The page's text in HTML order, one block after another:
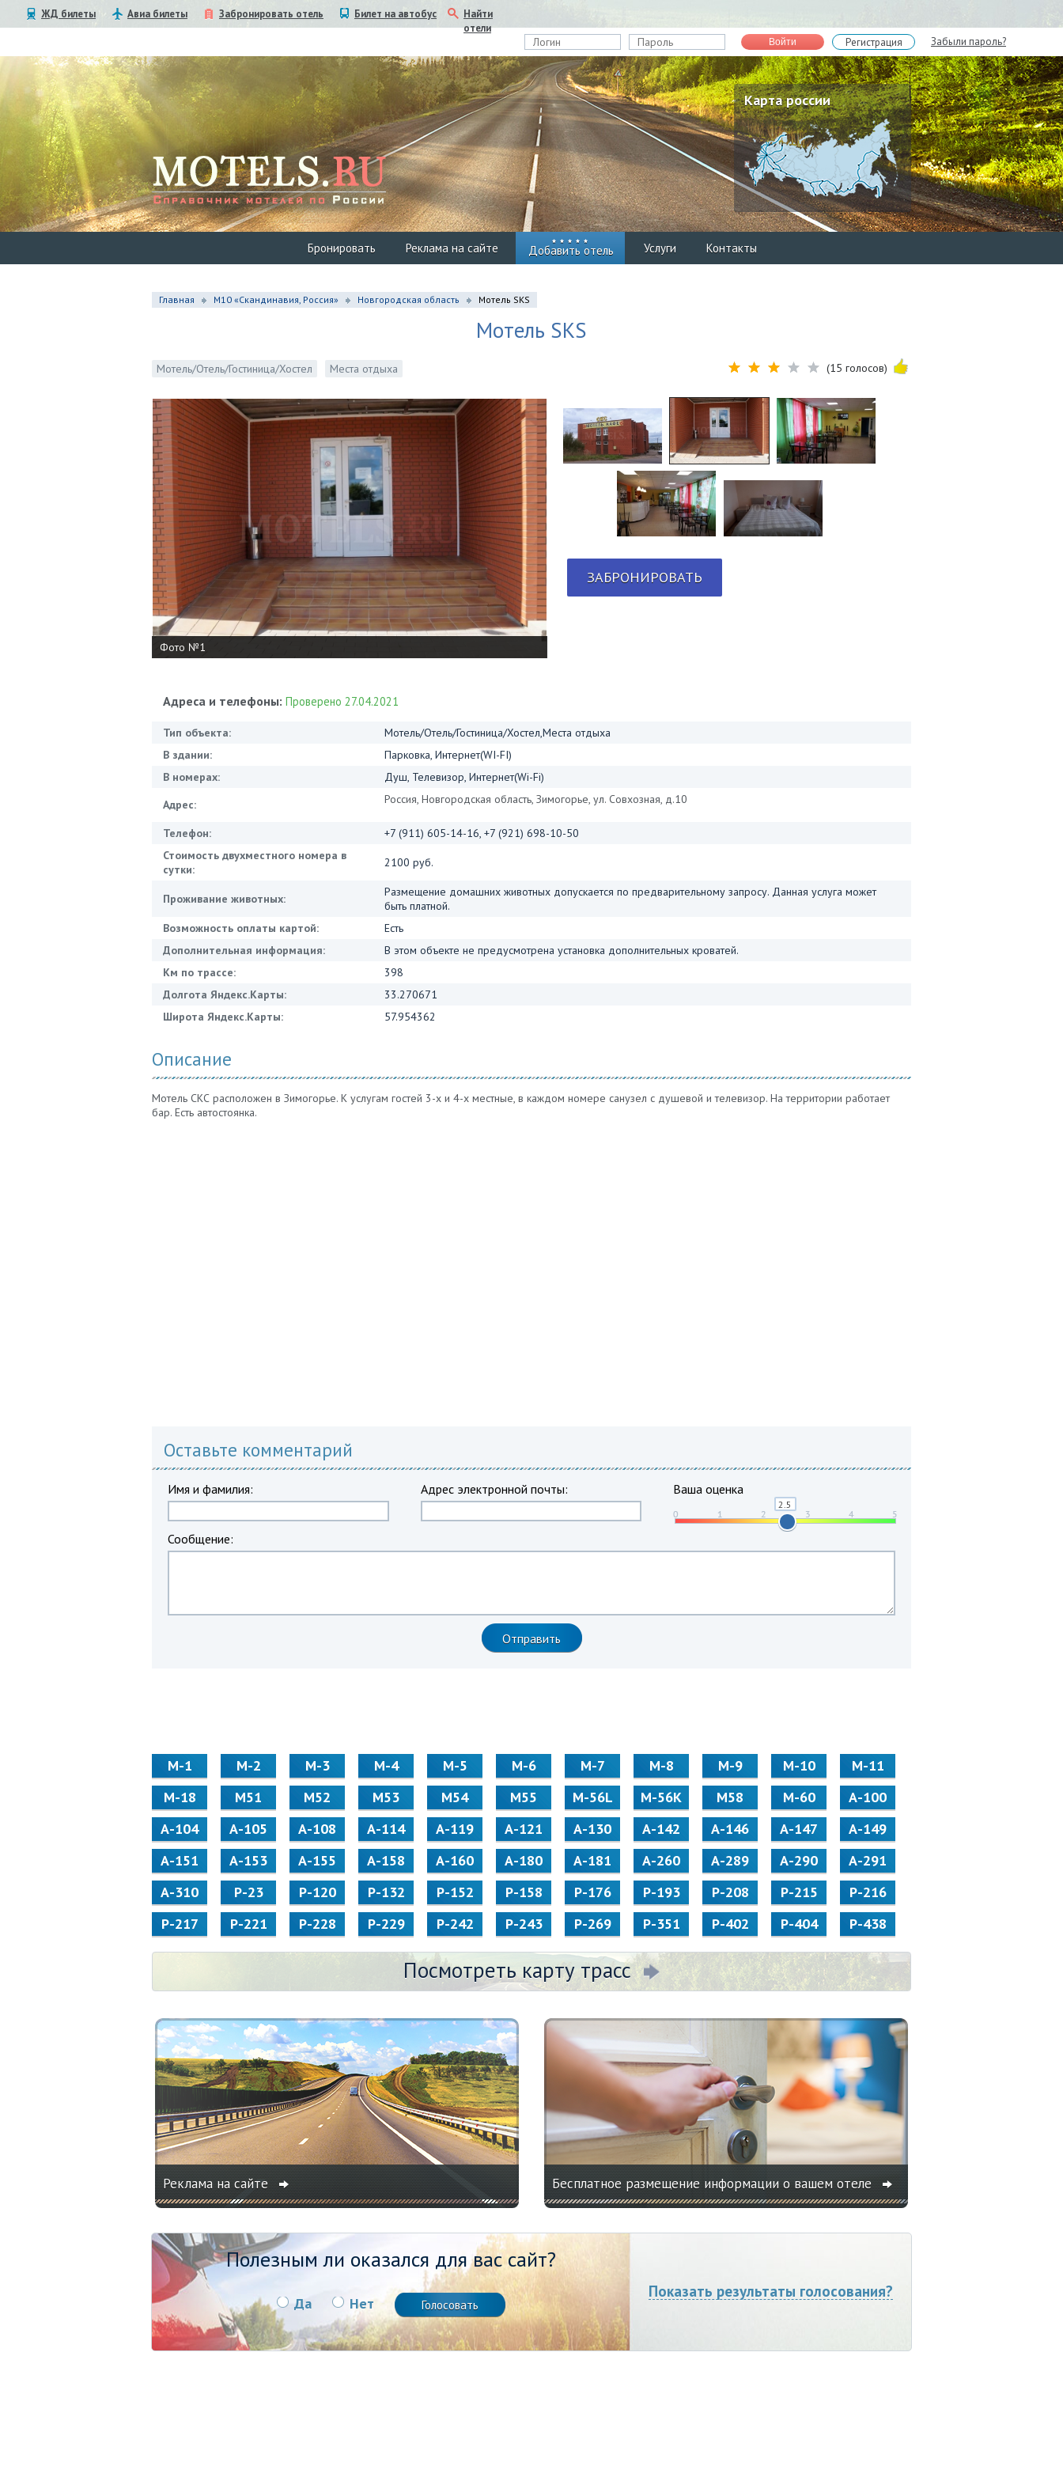
ЖД билеты Авиа билеты Забронировать отель Билет на автобус
Найти
отели
Войти Регистрация Забыли пароль?
Карта россии
Бронировать Реклама на сайте Добавить отель Услуги Контакты
Главная М10 «Скандинавия, Россия» Новгородская область Мотель SKS
Мотель SKS
Мотель/Отель/Гостиница/Хостел Места отдыха (15 голосов)
Фото №1
ЗАБРОНИРОВАТЬ
Адреса и телефоны: Проверено 27.04.2021
Тип объекта:
Мотель/Отель/Гостиница/Хостел,Места отдыха
В здании:
Парковка, Интернет(WI-FI)
В номерах:
Душ, Телевизор, Интернет(Wi-Fi)
Адрес:
Россия, Новгородская область, Зимогорье, ул. Совхозная, д.10
Телефон:
+7 (911) 605-14-16, +7 (921) 698-10-50
Стоимость двухместного номера в
сутки:
2100 руб.
Проживание животных:
Размещение домашних животных допускается по предварительному запросу. Данная услуга может
быть платной.
Возможность оплаты картой:
Есть
Дополнительная информация:
В этом объекте не предусмотрена установка дополнительных кроватей.
Км по трассе:
398
Долгота Яндекс.Карты:
33.270671
Широта Яндекс.Карты:
57.954362
Описание
Мотель СКС расположен в Зимогорье. К услугам гостей 3-х и 4-х местные, в каждом номере санузел с душевой и телевизор. На территории работает
бар. Есть автостоянка.
Оставьте комментарий
Имя и фамилия: Адрес электронной почты: Ваша оценка
Сообщение:
М-1 М-2 М-3 М-4 М-5 М-6 М-7 М-8 М-9 М-10
М-11
М-18
М51 М52 М53 М54 М55 M-56L M-56K М58 M-60
А-100
А-104
А-105 А-108 А-114 А-119 А-121 А-130 А-142 А-146 А-147
А-149
А-151
А-153 А-155 А-158 А-160 А-180 А-181 А-260 А-289 А-290
А-291
А-310
Р-23 Р-120 Р-132 Р-152 Р-158 Р-176 Р-193 Р-208 Р-215
Р-216
Р-217
Р-221 Р-228 Р-229 Р-242 Р-243 Р-269 Р-351 Р-402 Р-404 Р-438
Посмотреть карту трасс
Реклама на сайте Бесплатное размещение информации о вашем отеле
Полезным ли оказался для вас сайт?
Да Нет
Показать результаты голосования?